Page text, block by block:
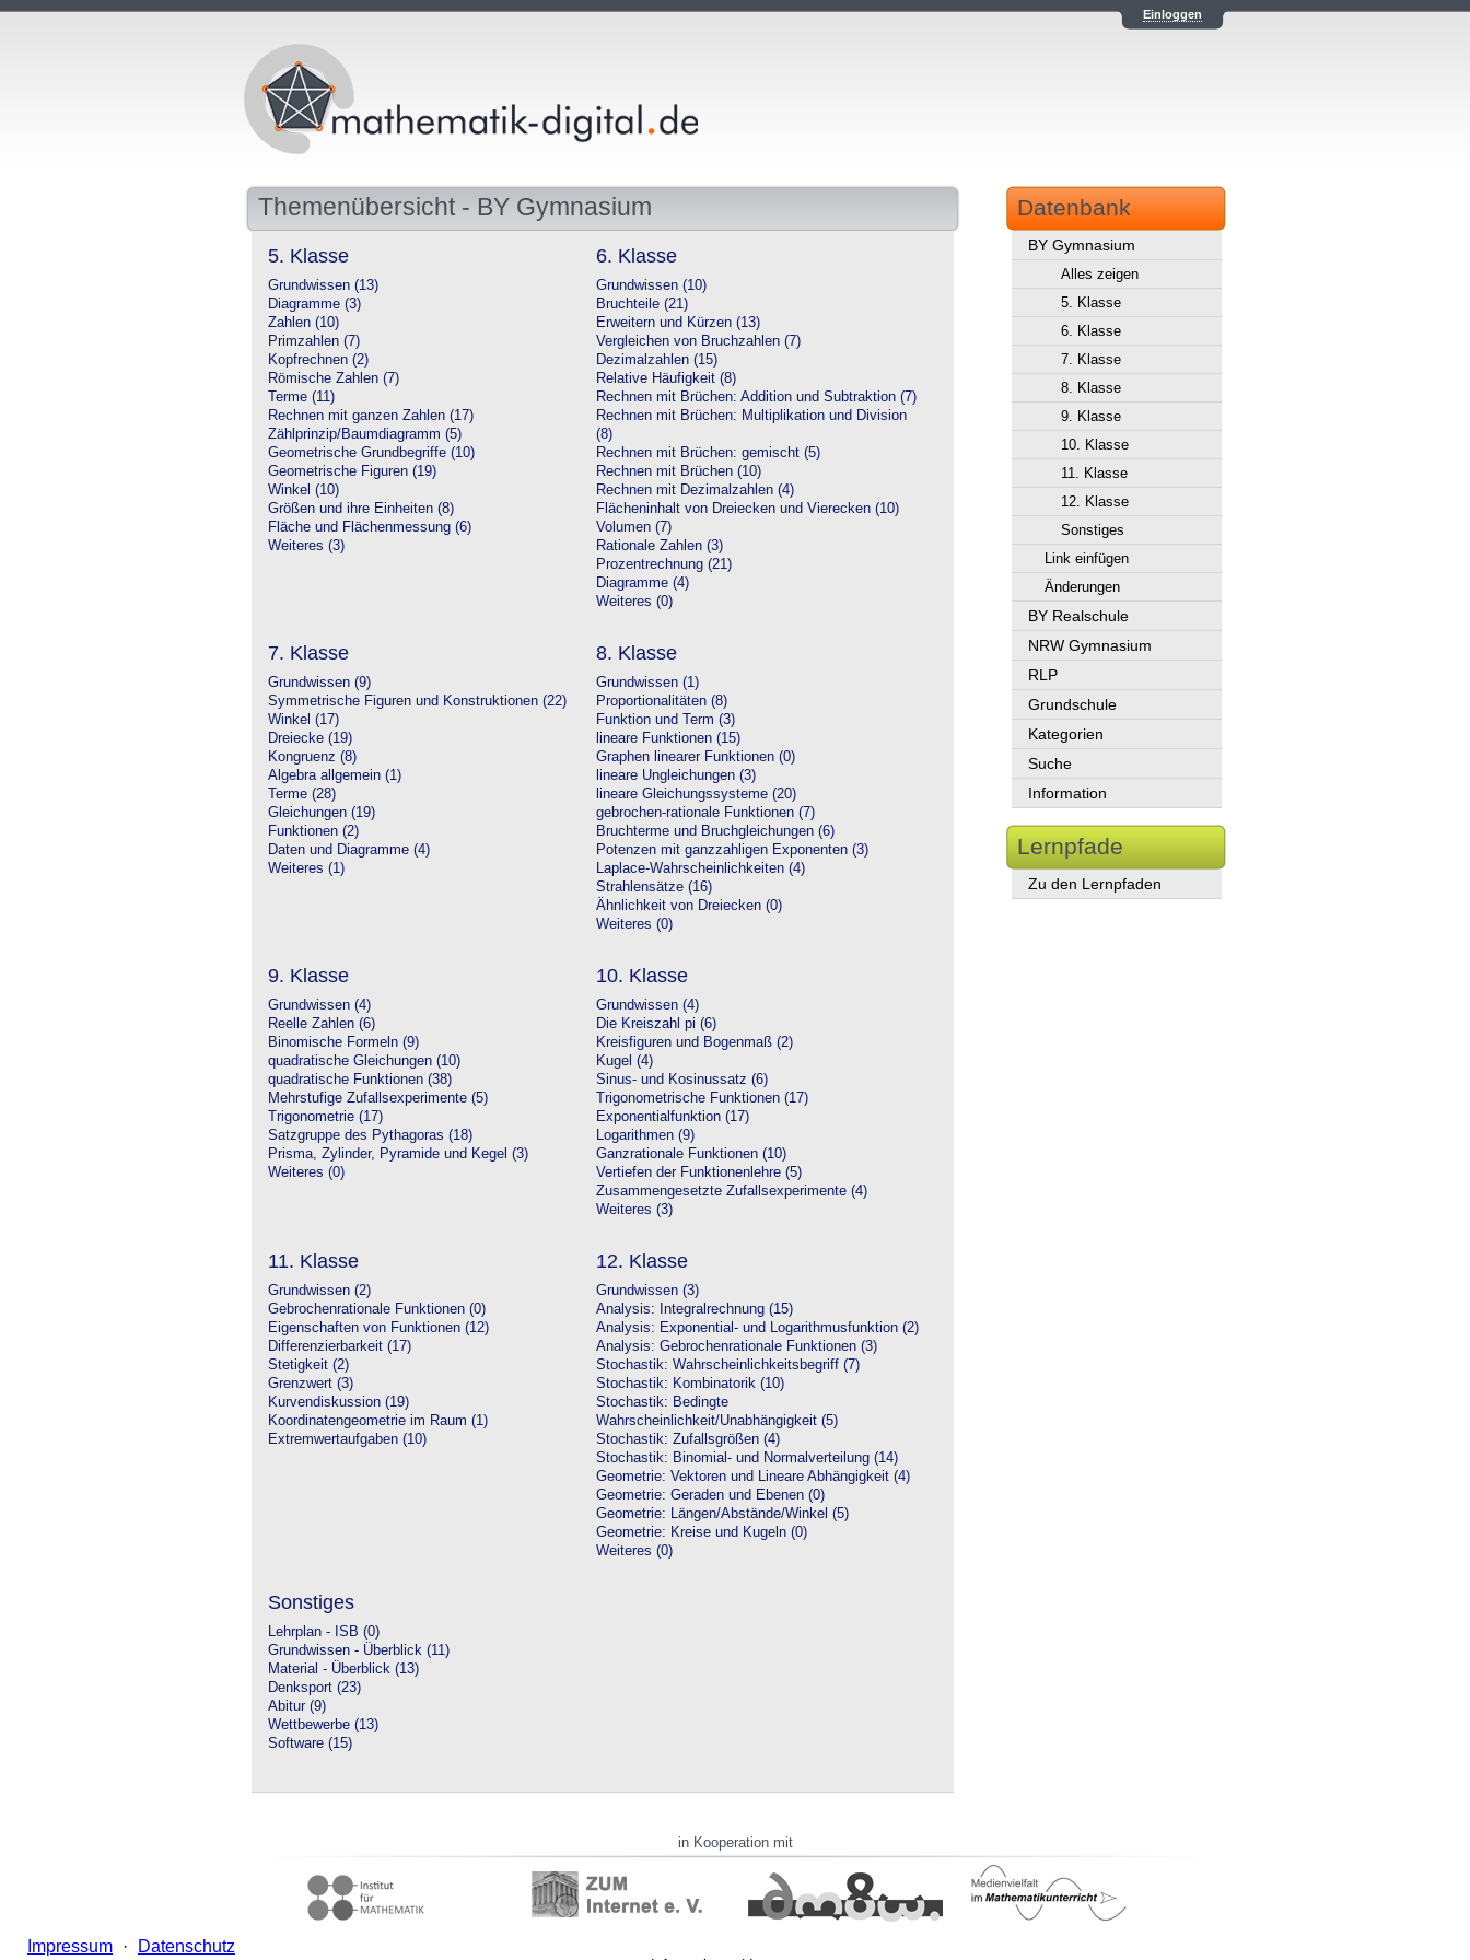
Einloggen
Themenübersicht - BY Gymnasium
5. Klasse
Grundwissen (13)
Diagramme (3)
Zahlen (10)
Primzahlen (7)
Kopfrechnen (2)
Römische Zahlen (7)
Terme (11)
Rechnen mit ganzen Zahlen (17)
Zählprinzip/Baumdiagramm (5)
Geometrische Grundbegriffe (10)
Geometrische Figuren (19)
Winkel (10)
Größen und ihre Einheiten (8)
Fläche und Flächenmessung (6)
Weiteres (3)
6. Klasse
Grundwissen (10)
Bruchteile (21)
Erweitern und Kürzen (13)
Vergleichen von Bruchzahlen (7)
Dezimalzahlen (15)
Relative Häufigkeit (8)
Rechnen mit Brüchen: Addition und Subtraktion (7)
Rechnen mit Brüchen: Multiplikation und Division
(8)
Rechnen mit Brüchen: gemischt (5)
Rechnen mit Brüchen (10)
Rechnen mit Dezimalzahlen (4)
Flächeninhalt von Dreiecken und Vierecken (10)
Volumen (7)
Rationale Zahlen (3)
Prozentrechnung (21)
Diagramme (4)
Weiteres (0)
7. Klasse
Grundwissen (9)
Symmetrische Figuren und Konstruktionen (22)
Winkel (17)
Dreiecke (19)
Kongruenz (8)
Algebra allgemein (1)
Terme (28)
Gleichungen (19)
Funktionen (2)
Daten und Diagramme (4)
Weiteres (1)
8. Klasse
Grundwissen (1)
Proportionalitäten (8)
Funktion und Term (3)
lineare Funktionen (15)
Graphen linearer Funktionen (0)
lineare Ungleichungen (3)
lineare Gleichungssysteme (20)
gebrochen-rationale Funktionen (7)
Bruchterme und Bruchgleichungen (6)
Potenzen mit ganzzahligen Exponenten (3)
Laplace-Wahrscheinlichkeiten (4)
Strahlensätze (16)
Ähnlichkeit von Dreiecken (0)
Weiteres (0)
9. Klasse
Grundwissen (4)
Reelle Zahlen (6)
Binomische Formeln (9)
quadratische Gleichungen (10)
quadratische Funktionen (38)
Mehrstufige Zufallsexperimente (5)
Trigonometrie (17)
Satzgruppe des Pythagoras (18)
Prisma, Zylinder, Pyramide und Kegel (3)
Weiteres (0)
10. Klasse
Grundwissen (4)
Die Kreiszahl pi (6)
Kreisfiguren und Bogenmaß (2)
Kugel (4)
Sinus- und Kosinussatz (6)
Trigonometrische Funktionen (17)
Exponentialfunktion (17)
Logarithmen (9)
Ganzrationale Funktionen (10)
Vertiefen der Funktionenlehre (5)
Zusammengesetzte Zufallsexperimente (4)
Weiteres (3)
11. Klasse
Grundwissen (2)
Gebrochenrationale Funktionen (0)
Eigenschaften von Funktionen (12)
Differenzierbarkeit (17)
Stetigkeit (2)
Grenzwert (3)
Kurvendiskussion (19)
Koordinatengeometrie im Raum (1)
Extremwertaufgaben (10)
12. Klasse
Grundwissen (3)
Analysis: Integralrechnung (15)
Analysis: Exponential- und Logarithmusfunktion (2)
Analysis: Gebrochenrationale Funktionen (3)
Stochastik: Wahrscheinlichkeitsbegriff (7)
Stochastik: Kombinatorik (10)
Stochastik: Bedingte
Wahrscheinlichkeit/Unabhängigkeit (5)
Stochastik: Zufallsgrößen (4)
Stochastik: Binomial- und Normalverteilung (14)
Geometrie: Vektoren und Lineare Abhängigkeit (4)
Geometrie: Geraden und Ebenen (0)
Geometrie: Längen/Abstände/Winkel (5)
Geometrie: Kreise und Kugeln (0)
Weiteres (0)
Sonstiges
Lehrplan - ISB (0)
Grundwissen - Überblick (11)
Material - Überblick (13)
Denksport (23)
Abitur (9)
Wettbewerbe (13)
Software (15)
Datenbank
BY Gymnasium
Alles zeigen
5. Klasse
6. Klasse
7. Klasse
8. Klasse
9. Klasse
10. Klasse
11. Klasse
12. Klasse
Sonstiges
Link einfügen
Änderungen
BY Realschule
NRW Gymnasium
RLP
Grundschule
Kategorien
Suche
Information
Lernpfade
Zu den Lernpfaden
in Kooperation mit
Impressum · Datenschutz